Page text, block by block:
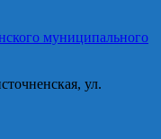
муниципального
ул.